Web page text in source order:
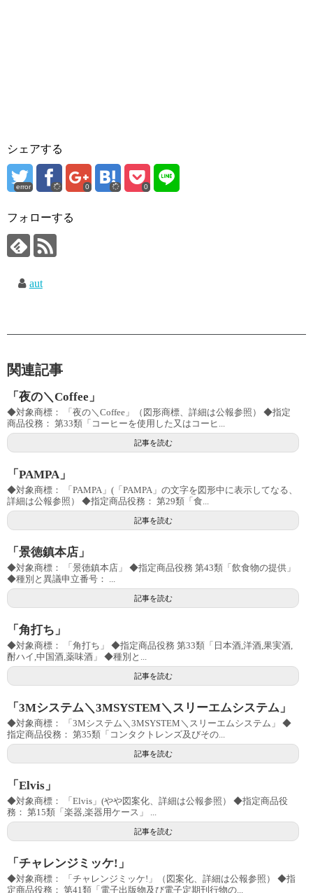
シェアする
error 0 0
フォローする
aut
関連記事
「夜の＼Coffee」
◆対象商標： 「夜の＼Coffee」（図形商標、詳細は公報参照） ◆指定
商品役務： 第33類「コーヒーを使用した又はコーヒ...
記事を読む
「PAMPA」
◆対象商標： 「PAMPA」(「PAMPA」の文字を図形中に表示してなる、
詳細は公報参照） ◆指定商品役務： 第29類「食...
記事を読む
「景徳鎮本店」
◆対象商標： 「景徳鎮本店」 ◆指定商品役務 第43類「飲食物の提供」
◆種別と異議申立番号： ...
記事を読む
「角打ち」
◆対象商標： 「角打ち」 ◆指定商品役務 第33類「日本酒,洋酒,果実酒,
酎ハイ,中国酒,薬味酒」 ◆種別と...
記事を読む
「3Mシステム＼3MSYSTEM＼スリーエムシステム」
◆対象商標： 「3Mシステム＼3MSYSTEM＼スリーエムシステム」 ◆
指定商品役務： 第35類「コンタクトレンズ及びその...
記事を読む
「Elvis」
◆対象商標： 「Elvis」(やや図案化、詳細は公報参照） ◆指定商品役
務： 第15類「楽器,楽器用ケース」 ...
記事を読む
「チャレンジミッケ!」
◆対象商標： 「チャレンジミッケ!」（図案化、詳細は公報参照） ◆指
定商品役務： 第41類「電子出版物及び電子定期刊行物の...